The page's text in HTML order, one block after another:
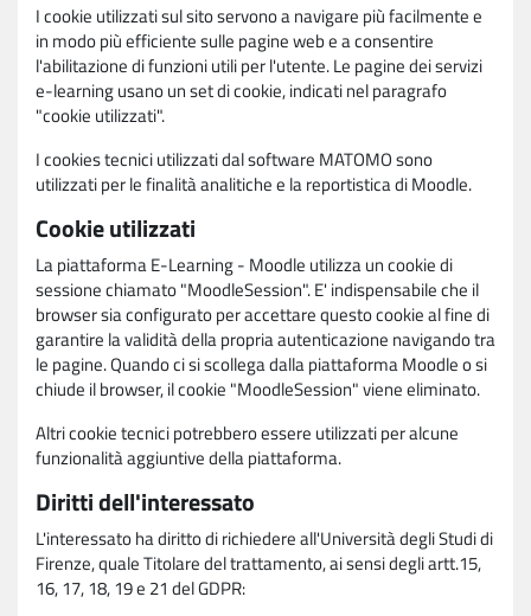
I cookie utilizzati sul sito servono a navigare più facilmente e
in modo più efficiente sulle pagine web e a consentire
l'abilitazione di funzioni utili per l'utente. Le pagine dei servizi
e-learning usano un set di cookie, indicati nel paragrafo
"cookie utilizzati".
I cookies tecnici utilizzati dal software MATOMO sono
utilizzati per le finalità analitiche e la reportistica di Moodle.
Cookie utilizzati
La piattaforma E-Learning - Moodle utilizza un cookie di
sessione chiamato "MoodleSession". E' indispensabile che il
browser sia configurato per accettare questo cookie al fine di
garantire la validità della propria autenticazione navigando tra
le pagine. Quando ci si scollega dalla piattaforma Moodle o si
chiude il browser, il cookie "MoodleSession" viene eliminato.
Altri cookie tecnici potrebbero essere utilizzati per alcune
funzionalità aggiuntive della piattaforma.
Diritti dell'interessato
L'interessato ha diritto di richiedere all'Università degli Studi di
Firenze, quale Titolare del trattamento, ai sensi degli artt.15,
16, 17, 18, 19 e 21 del GDPR: